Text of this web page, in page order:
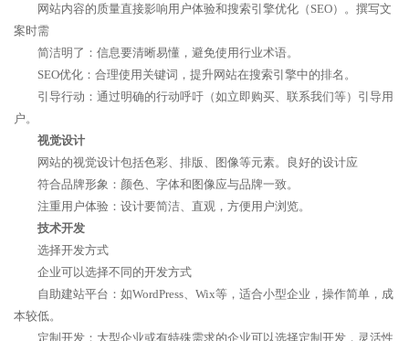
网站内容的质量直接影响用户体验和搜索引擎优化（SEO）。撰写文
案时需
简洁明了：信息要清晰易懂，避免使用行业术语。
SEO优化：合理使用关键词，提升网站在搜索引擎中的排名。
引导行动：通过明确的行动呼吁（如立即购买、联系我们等）引导用
户。
视觉设计
网站的视觉设计包括色彩、排版、图像等元素。良好的设计应
符合品牌形象：颜色、字体和图像应与品牌一致。
注重用户体验：设计要简洁、直观，方便用户浏览。
技术开发
选择开发方式
企业可以选择不同的开发方式
自助建站平台：如WordPress、Wix等，适合小型企业，操作简单，成
本较低。
定制开发：大型企业或有特殊需求的企业可以选择定制开发，灵活性